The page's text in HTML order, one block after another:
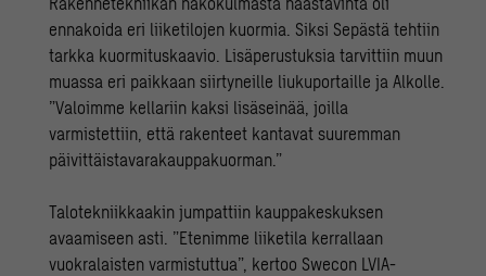
ennakoida eri liiketilojen kuormia. Siksi Sepästä tehtiin
tarkka kuormituskaavio. Lisäperustuksia tarvittiin muun
muassa eri paikkaan siirtyneille liukuportaille ja Alkolle.
”Valoimme kellariin kaksi lisäseinää, joilla
varmistettiin, että rakenteet kantavat suuremman
päivittäistavarakauppakuorman.”
Talotekniikkaakin jumpattiin kauppakeskuksen
avaamiseen asti. ”Etenimme liiketila kerrallaan
vuokralaisten varmistuttua”, kertoo Swecon LVIA-